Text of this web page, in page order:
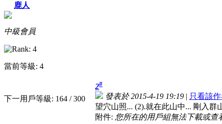
鹿人
中級會員
當前等級: 4
下一用戶等級: 164 / 300
2#
發表於 2015-4-19 19:19 | 只看該
望穴山照... (2).就在此山中... 剛入群
附件: 您所在的用戶組無法下載或查